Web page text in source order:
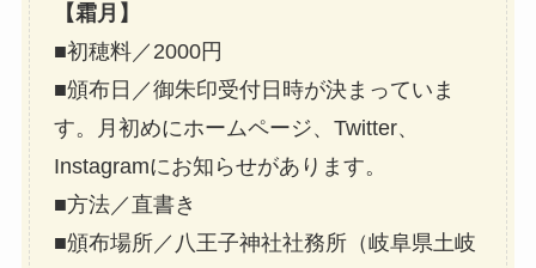
【霜月】
■初穂料／2000円
■頒布日／御朱印受付日時が決まっていま
す。月初めにホームページ、Twitter、
Instagramにお知らせがあります。
■方法／直書き
■頒布場所／八王子神社社務所（岐阜県土岐